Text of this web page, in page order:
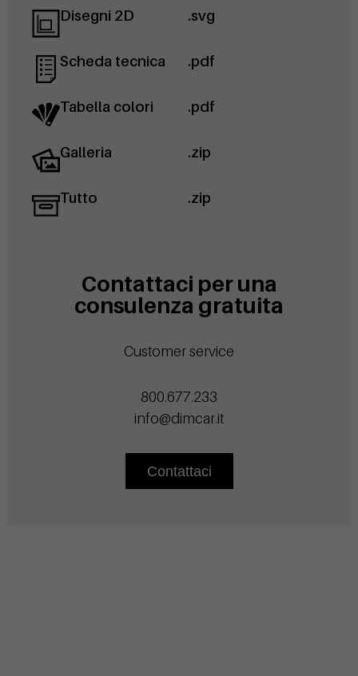
Disegni 2D .svg
Scheda tecnica .pdf
Tabella colori .pdf
Galleria .zip
Tutto .zip
Contattaci per una
consulenza gratuita
Customer service
800.677.233
info@dimcar.it
Contattaci